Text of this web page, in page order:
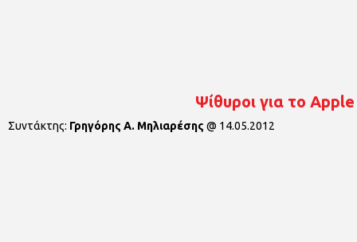
Ψίθυροι για το
Συντάκτης: Γρηγόρης Α. Μηλιαρέσης @ 14.05.2012